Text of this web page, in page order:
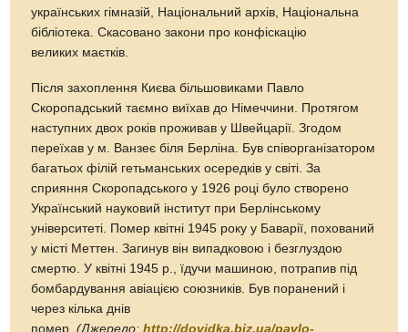
українських гімназій, Національний архів, Національна
бібліотека. Скасовано закони про конфіскацію
великих маєтків.
Після захоплення Києва більшовиками Павло
Скоропадський таємно виїхав до Німеччини. Протягом
наступних двох років проживав у Швейцарії. Згодом
переїхав у м. Ванзеє біля Берліна. Був співорганізатором
багатьох філій гетьманських осередків у світі. За
сприяння Скоропадського у 1926 році було створено
Український науковий інститут при Берлінському
університеті. Помер квітні 1945 року у Баварії, похований
у місті Меттен. Загинув він випадковою і безглуздою
смертю. У квітні 1945 р., їдучи машиною, потрапив під
бомбардування авіацією союзників. Був поранений і
через кілька днів
помер.(Джерело:http://dovidka.biz.ua/pavlo-